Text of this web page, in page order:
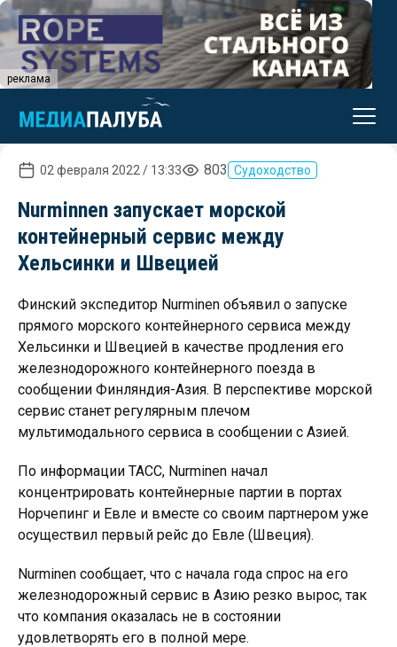
реклама
02 февраля 2022 / 13:33 803 Судоходство
Nurminnen запускает морской
контейнерный сервис между
Хельсинки и Швецией
Финский экспедитор Nurminen объявил о запуске
прямого морского контейнерного сервиса между
Хельсинки и Швецией в качестве продления его
железнодорожного контейнерного поезда в
сообщении Финляндия-Азия. В перспективе морской
сервис станет регулярным плечом
мультимодального сервиса в сообщении с Азией.
По информации ТАСС, Nurminen начал
концентрировать контейнерные партии в портах
Норчепинг и Евле и вместе со своим партнером уже
осуществил первый рейс до Евле (Швеция).
Nurminen сообщает, что с начала года спрос на его
железнодорожный сервис в Азию резко вырос, так
что компания оказалась не в состоянии
удовлетворять его в полной мере.